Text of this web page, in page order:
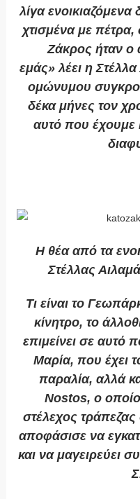
λίγα ενοικιαζόμενα
χτισμένα με
Ζάκρος ήταν ο
εμάς» λέει η Στέλλα
ομώνυμου
δέκα μήνες τον
αυτό που έχουμε
Η θέα από τα
Στέλλας
Τι είναι το
κίνητρο, το
επιμείνει σε αυτό
Μαρία, που έχει
παραλία, αλλά
Nostos, ο
στέλεχος
αποφάσισε να
και να μαγειρεύει